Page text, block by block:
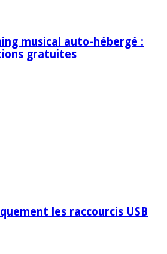
musical auto-hébergé :
gratuites
les raccourcis USB